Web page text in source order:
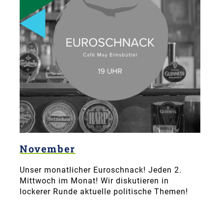
November
Unser monatlicher Euroschnack! Jeden 2.
Mittwoch im Monat! Wir diskutieren in
lockerer Runde aktuelle politische Themen!